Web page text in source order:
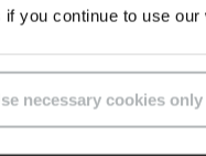
if you continue to use our
necessary cookies only